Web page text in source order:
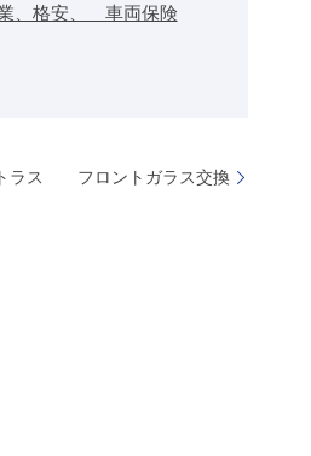
、格安、 車両保険
ラス フロントガラス交換